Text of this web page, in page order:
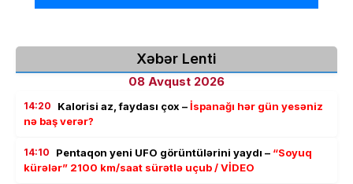
Xəbər Lenti
08 Avqust 2026
14:20 Kalorisi az, faydası çox –İspanağı hər gün yesəniz
nə baş verər?
14:10 Pentaqon yeni UFO görüntülərini yaydı – “Soyuq
kürələr” 2100 km/saat sürətlə uçub / VİDEO